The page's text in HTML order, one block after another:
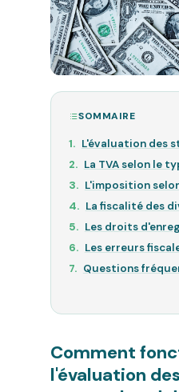
SOMMAIRE
L'évaluation des
La TVA selon le
L'imposition
La fiscalité des
Les droits
Les erreurs
Questions
Comment
l'évaluation